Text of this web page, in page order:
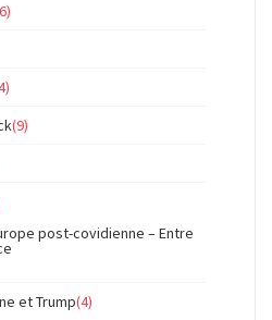
(9)
post-covidienne – Entre
et Trump(4)